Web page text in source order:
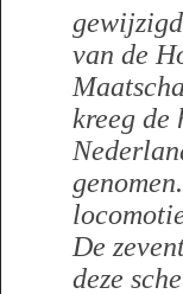
van de
kreeg de
De
deze